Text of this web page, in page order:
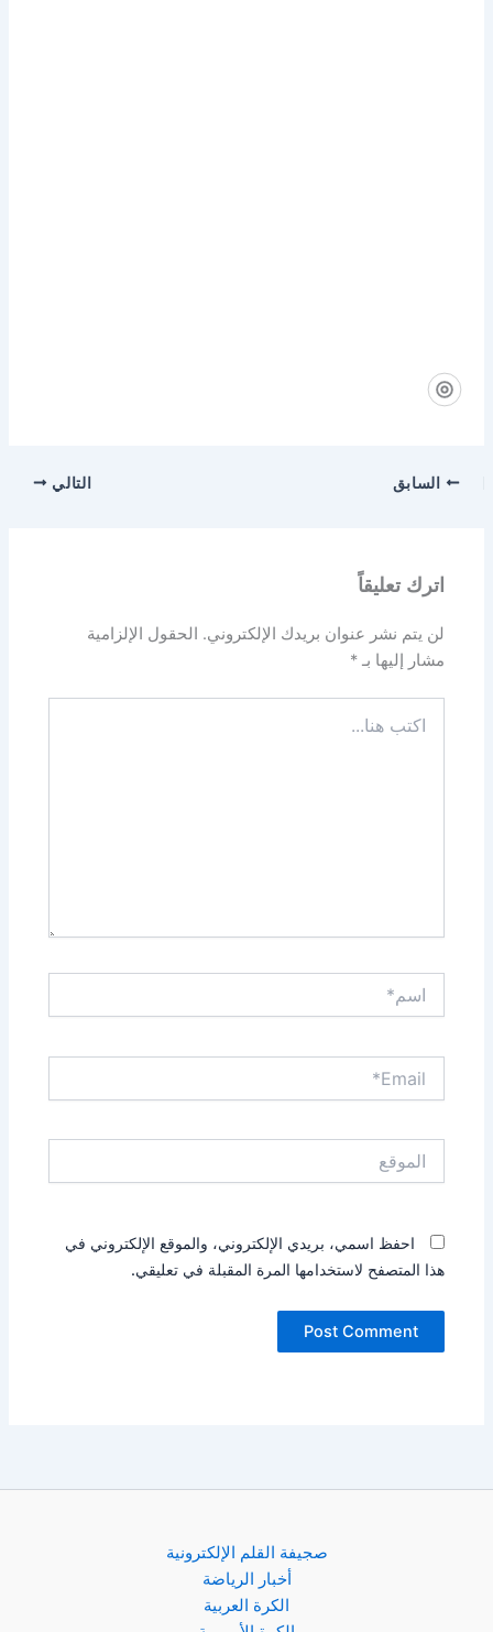
السابق التالي
اترك تعليقاً
لن يتم نشر عنوان بريدك الإلكتروني.
الحقول الإلزامية
مشار إليها بـ*
هنا...
احفظ اسمي، بريدي الإلكتروني، والموقع الإلكتروني في
هذا المتصفح لاستخدامها المرة المقبلة في تعليقي.
صجيفة القلم الإلكترونية
أخبار الرياضة
الكرة العربية